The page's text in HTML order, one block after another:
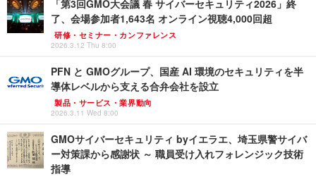
「第3回GMO大会議 春 サイバーセキュリティ2026」終
了、会場参加者1,643名 オンライン視聴4,000回超
研修・セミナー・カンファレンス
2026.3.12 Thu 8:00
PFN と GMOグループ、国産 AI 環境のセキュリティを半
導体レベルから支える合弁会社を設立
製品・サービス・業界動向
2026.3.11 Wed 8:00
GMOサイバーセキュリティ byイエラエ、埼玉県警サイバ
ー対策課から感謝状 ～ 職員受け入れフォレンジック技術
指導